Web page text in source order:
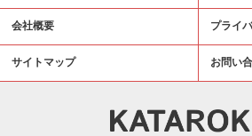
会社概要 プライ
サイトマップ お問い